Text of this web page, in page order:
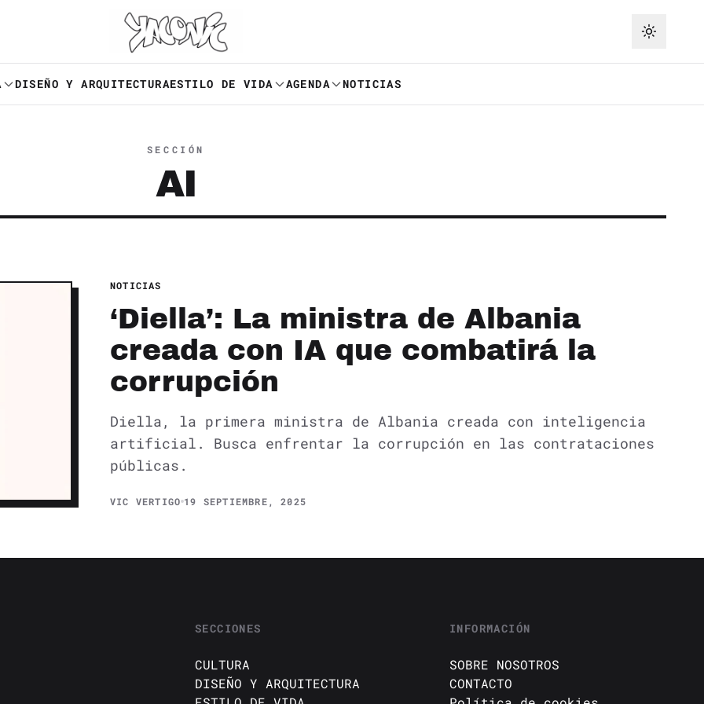
DISEÑO Y ARQUITECTURAESTILO DE VIDA AGENDA NOTICIAS
SECCIÓN
AI
NOTICIAS
‘Diella’: La ministra de Albania
creada con IA que combatirá la
corrupción
Diella, la primera ministra de Albania creada con inteligencia
artificial. Busca enfrentar la corrupción en las contrataciones
públicas.
VIC VERTIGO 19 SEPTIEMBRE, 2025
SECCIONES
CULTURA
DISEÑO Y ARQUITECTURA
INFORMACIÓN
SOBRE NOSOTROS
CONTACTO